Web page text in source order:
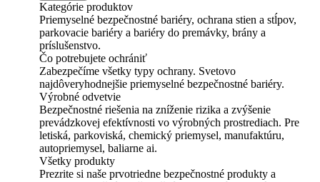
Kategórie produktov
Priemyselné bezpečnostné bariéry, ochrana stien a stĺpov,
parkovacie bariéry a bariéry do premávky, brány a
príslušenstvo.
Čo potrebujete ochrániť
Zabezpečíme všetky typy ochrany. Svetovo
najdôveryhodnejšie priemyselné bezpečnostné bariéry.
Výrobné odvetvie
Bezpečnostné riešenia na zníženie rizika a zvýšenie
prevádzkovej efektívnosti vo výrobných prostrediach. Pre
letiská, parkoviská, chemický priemysel, manufaktúru,
autopriemysel, baliarne ai.
Všetky produkty
Prezrite si naše prvotriedne bezpečnostné produkty a